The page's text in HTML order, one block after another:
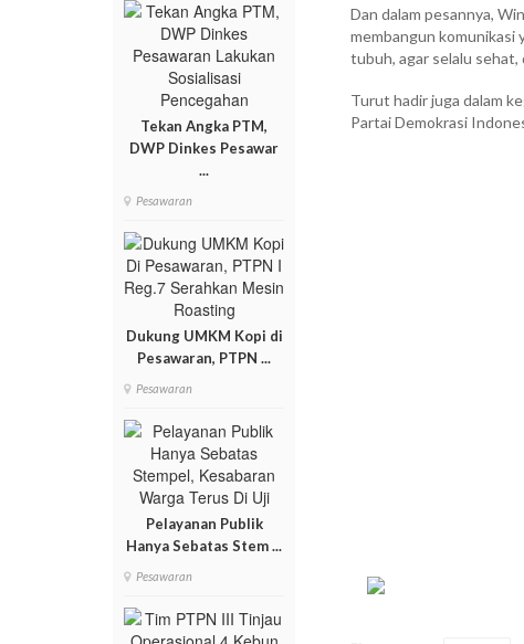
Tekan Angka PTM,
DWP Dinkes Pesawar
...
Pesawaran
Dukung UMKM Kopi di
Pesawaran, PTPN ...
Pesawaran
Pelayanan Publik
Hanya Sebatas Stem ...
Pesawaran
Dan dalam pesannya,
membangun komunikasi
tubuh, agar selalu sehat,
Turut hadir juga dalam
Partai Demokrasi